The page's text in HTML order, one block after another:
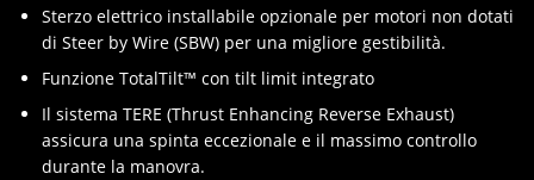
Sterzo elettrico installabile opzionale per motori non dotati
di Steer by Wire (SBW) per una migliore gestibilità.
Funzione TotalTilt™ con tilt limit integrato
Il sistema TERE (Thrust Enhancing Reverse Exhaust)
assicura una spinta eccezionale e il massimo controllo
durante la manovra.